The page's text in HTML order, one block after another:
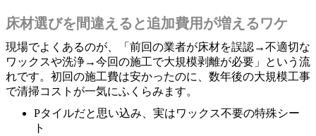
床材選びを間違えると追加費用が増えるワケ
現場でよくあるのが、「前回の業者が床材を誤認→不適切な
ワックスや洗浄→今回の施工で大規模剥離が必要」という流
れです。初回の施工費は安かったのに、数年後の大規模工事
で清掃コストが一気にふくらみます。
Pタイルだと思い込み、実はワックス不要の特殊シー
ト